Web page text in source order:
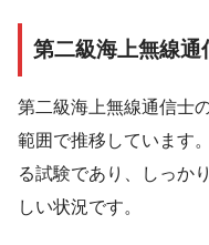
第二級海上無線通
第二級海上無線通信士
範囲で推移しています
る試験であり、しっか
しい状況です。